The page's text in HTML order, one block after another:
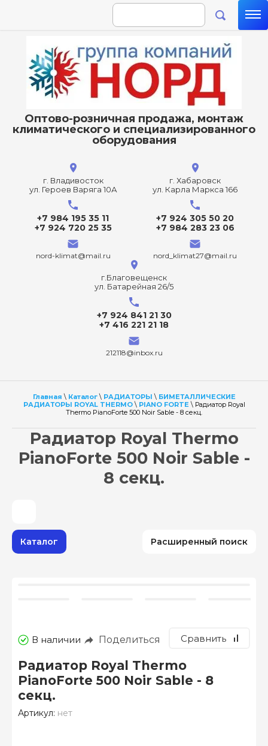
Оптово-розничная продажа, монтаж
климатического и специализированного
оборудования
г. Владивосток
ул. Героев Варяга 10А
+7 984 195 35 11
+7 924 720 25 35
nord-klimat@mail.ru
г. Хабаровск
ул. Карла Маркса 166
+7 924 305 50 20
+7 984 283 23 06
nord_klimat27@mail.ru
г.Благовещенск
ул. Батарейная 26/5
+7 924 841 21 30
+7 416 221 21 18
212118@inbox.ru
Главная \ Каталог\ РАДИАТОРЫ \ БИМЕТАЛЛИЧЕСКИЕ
РАДИАТОРЫ ROYAL THERMO\ PIANO FORTE\ Радиатор Royal
Thermo PianoForte 500 Noir Sable - 8 секц.
Радиатор Royal Thermo
PianoForte 500 Noir Sable -
8 секц.
Каталог Расширенный поиск
В наличии Поделиться Сравнить
Радиатор Royal Thermo
PianoForte 500 Noir Sable - 8
секц.
Артикул: нет